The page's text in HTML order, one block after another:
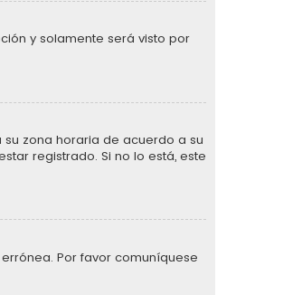
y solamente será visto por
zona horaria de acuerdo a su
registrado. Si no lo está, este
Por favor comuníquese